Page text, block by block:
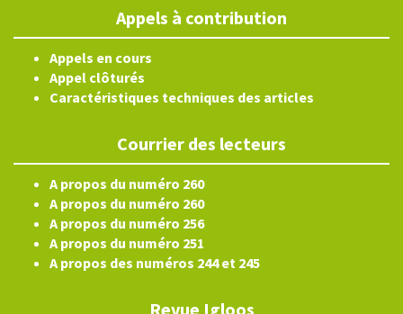
Appels à contribution
Appels en cours
Appel clôturés
Caractéristiques techniques des articles
Courrier des lecteurs
A propos du numéro 260
A propos du numéro 260
A propos du numéro 256
A propos du numéro 251
A propos des numéros 244 et 245
Revue Igloos